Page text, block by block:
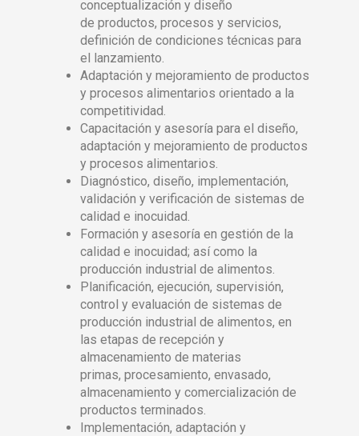
conceptualización y diseño
de productos, procesos y servicios,
definición de condiciones técnicas para
el lanzamiento.
Adaptación y mejoramiento de productos
y procesos alimentarios orientado a la
competitividad.
Capacitación y asesoría para el diseño,
adaptación y mejoramiento de productos
y procesos alimentarios.
Diagnóstico, diseño, implementación,
validación y verificación de sistemas de
calidad e inocuidad.
Formación y asesoría en gestión de la
calidad e inocuidad; así como la
producción industrial de alimentos.
Planificación, ejecución, supervisión,
control y evaluación de sistemas de
producción industrial de alimentos, en
las etapas de recepción y
almacenamiento de materias
primas, procesamiento, envasado,
almacenamiento y comercialización de
productos terminados.
Implementación, adaptación y